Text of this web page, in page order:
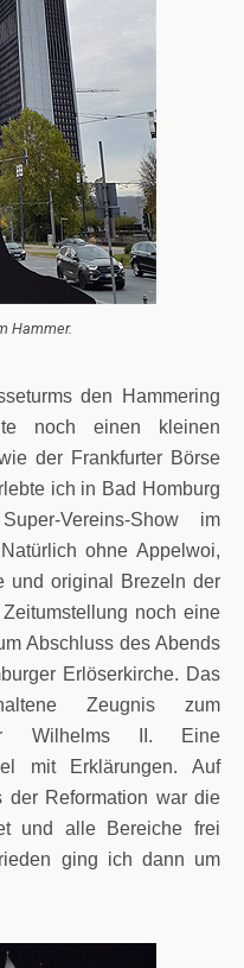
Hammer.
den Hammering
noch einen kleinen
der Frankfurter Börse
ich in Bad Homburg
Vereins-Show im
ohne Appelwoi,
und original Brezeln der
noch eine
Abschluss des Abends
Erlöserkirche. Das
Zeugnis zum
Wilhelms II. Eine
mit Erklärungen. Auf
der Reformation war die
und alle Bereiche frei
ging ich dann um